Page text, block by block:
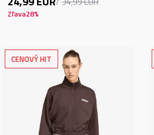
Zľava28%
CENOVÝ HIT